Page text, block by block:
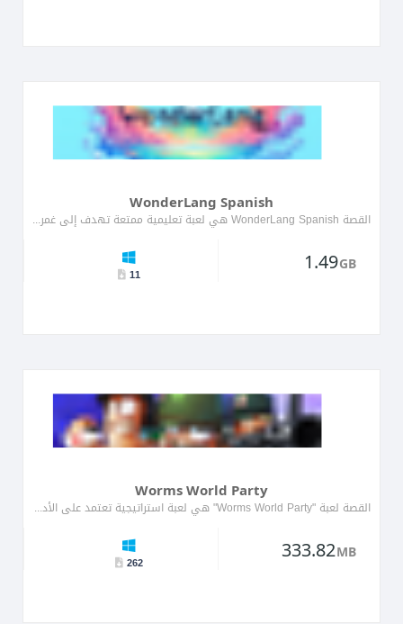
WonderLang Spanish
القصة WonderLang Spanish هي لعبة تعليمية ممتعة تهدف إلى غمر اللاعبين في اللغة الإسبانية من خلال سرد القصص التفاعلية و...
11
1.49GB
Worms World Party
القصة لعبة "Worms World Party" هي لعبة استراتيجية تعتمد على الأدوار حيث يتحكم اللاعبون في فريق من الديدان المسل�...
262
333.82MB